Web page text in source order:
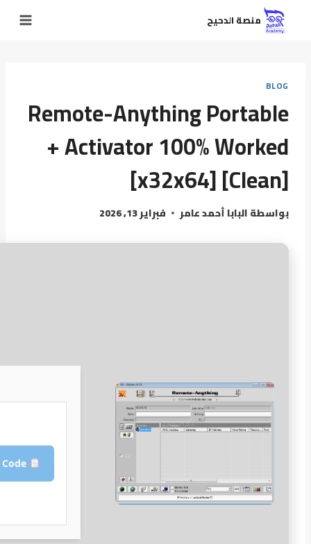
منصة الدحيح
BLOG
Remote-Anything Portable
+ Activator 100% Worked
[x32x64] [Clean]
بواسطةالبابا أحمد عامر فبراير 13, 2026